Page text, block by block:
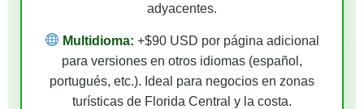
adyacentes.
Multidioma: +$90 USD por página adicional
para versiones en otros idiomas (español,
portugués, etc.). Ideal para negocios en zonas
turísticas de Florida Central y la costa.